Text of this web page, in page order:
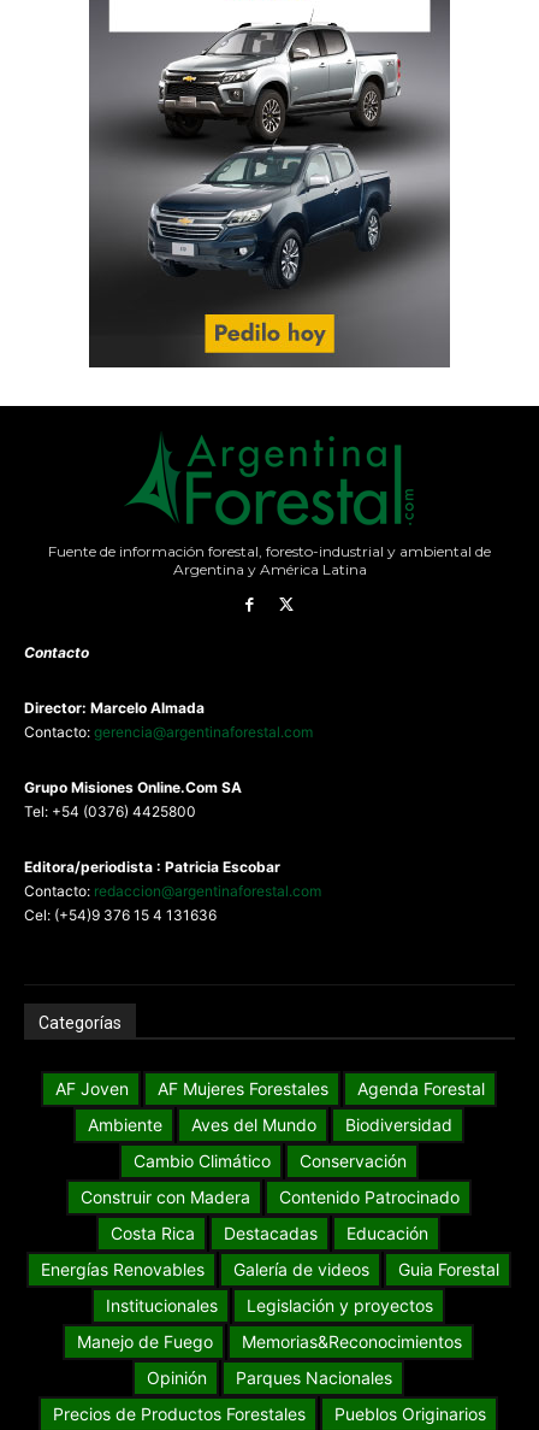
Fuente de información forestal, foresto-industrial y ambiental de
Argentina y América Latina
Contacto
Director: Marcelo Almada
Contacto: gerencia@argentinaforestal.com
Grupo Misiones Online.Com SA
Tel: +54 (0376) 4425800
Editora/periodista : Patricia Escobar
Contacto: redaccion@argentinaforestal.com
Cel: (+54)9 376 15 4 131636
Categorías
AF Joven AF Mujeres Forestales
Agenda Forestal
Ambiente
Aves del Mundo
Biodiversidad
Cambio Climático
Conservación
Construir con Madera
Contenido Patrocinado
Costa Rica
Destacadas
Educación
Energías Renovables
Galería de videos
Guia Forestal
Institucionales
Legislación y proyectos
Manejo de Fuego
Memorias&Reconocimientos
Opinión
Parques Nacionales
Precios de Productos Forestales
Pueblos Originarios